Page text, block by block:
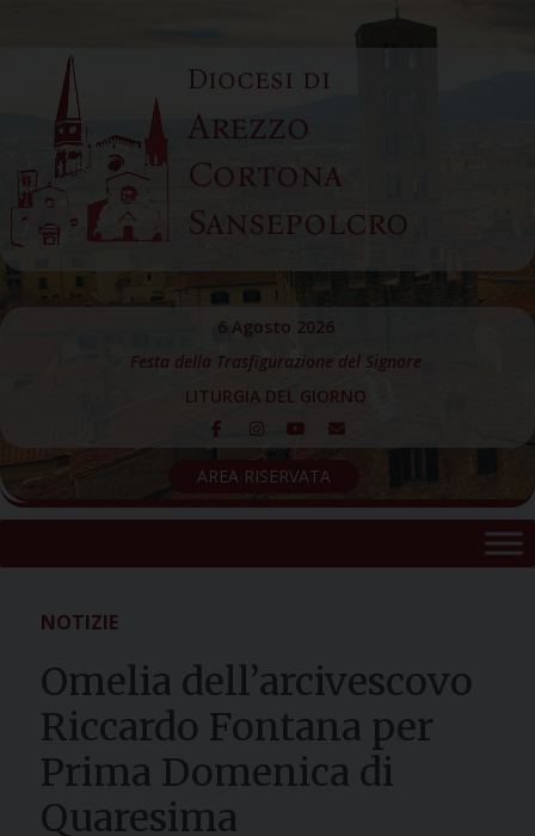
content
Diocesi di
Arezzo
Cortona
Sansepolcro
6 Agosto 2026
Festa della Trasfigurazione del Signore
LITURGIA DEL GIORNO
AREA RISERVATA
NOTIZIE
Omelia dell’arcivescovo
Riccardo Fontana per
Prima Domenica di
Quaresima